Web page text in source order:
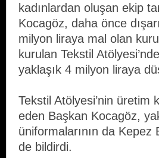
kadınlardan oluşan ekip
Kocagöz, daha önce
milyon liraya mal olan
kurulan Tekstil
yaklaşık 4 milyon liraya
Tekstil Atölyesi’nin üretim
eden Başkan Kocagöz,
üniformalarının da Kepez
de bildirdi.